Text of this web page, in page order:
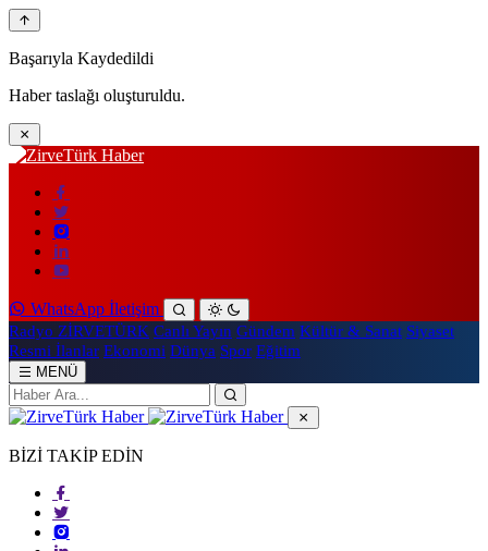
Başarıyla Kaydedildi
Haber taslağı oluşturuldu.
WhatsApp İletişim
Radyo ZİRVETÜRK Canlı Yayın Gündem Kültür & Sanat Siyaset
Resmi İlanlar Ekonomi Dünya Spor Eğitim
MENÜ
BİZİ TAKİP EDİN